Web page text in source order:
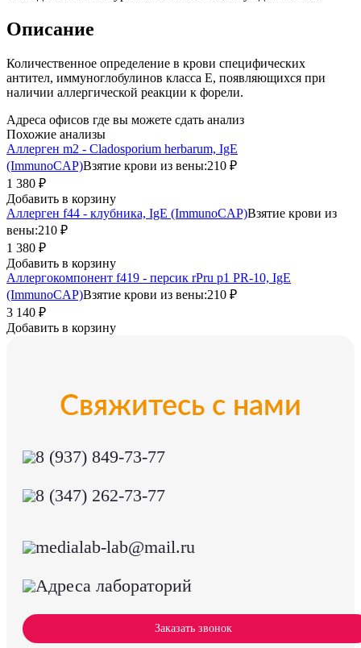
Описание
Количественное определение в крови специфических
антител, иммуноглобулинов класса E, появляющихся при
наличии аллергической реакции к форели.
Адреса офисов где вы можете сдать анализ
Похожие анализы
Аллерген m2 - Cladosporium herbarum, IgE
(ImmunoCAP)Взятие крови из вены:210 ₽
1 380 ₽
Добавить в корзину
Аллерген f44 - клубника, IgE (ImmunoCAP)Взятие крови из
вены:210 ₽
1 380 ₽
Добавить в корзину
Аллергокомпонент f419 - персик rPru p1 PR-10, IgE
(ImmunoCAP)Взятие крови из вены:210 ₽
3 140 ₽
Добавить в корзину
Свяжитесь с нами
8 (937) 849-73-77
8 (347) 262-73-77
medialab-lab@mail.ru
Адреса лабораторий
Заказать звонок